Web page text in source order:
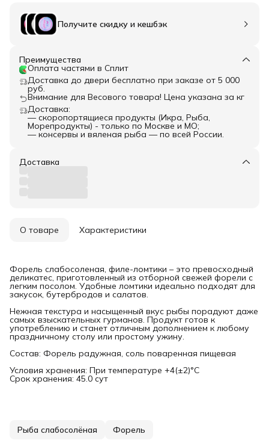
Получите скидку и кешбэк
Преимущества
Оплата частями в Сплит
Доставка до двери бесплатно при заказе от 5 000
руб.
Внимание для Весового товара! Цена указана за кг
Доставка:
— скоропортящиеся продукты (Икра, Рыба,
Морепродукты) - только по Москве и МО;
— консервы и вяленая рыба — по всей России.
Доставка
О товаре Характеристики
Форель слабосоленая, филе-ломтики – это превосходный
деликатес, приготовленный из отборной свежей форели с
легким посолом. Удобные ломтики идеально подходят для
закусок, бутербродов и салатов.
Нежная текстура и насыщенный вкус рыбы порадуют даже
самых взыскательных гурманов. Продукт готов к
употреблению и станет отличным дополнением к любому
праздничному столу или простому ужину.
Состав: Форель радужная, соль поваренная пищевая
Условия хранения: При температуре +4(±2)°С
Срок хранения: 45.0 сут
Рыба слабосолёная Форель